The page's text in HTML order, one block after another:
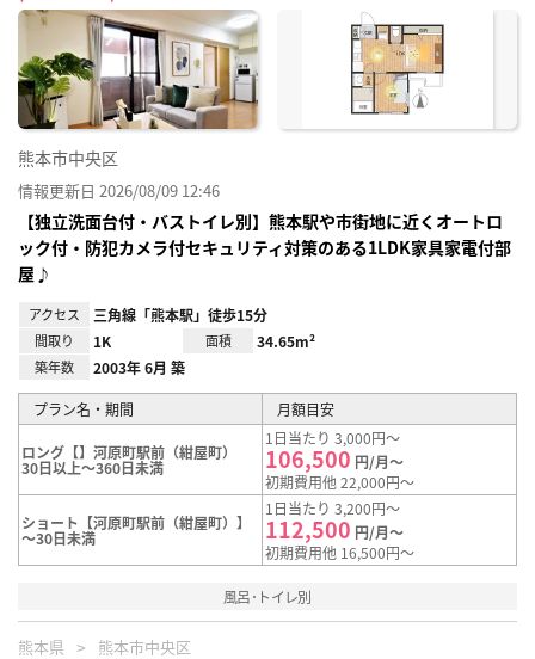
に入
熊本市中央区
情報更新日 2026/08/09 12:46
【独立洗面台付・バストイレ別】熊本駅や市街地に近くオートロ
ック付・防犯カメラ付セキュリティ対策のある1LDK家具家電付部
屋♪
アクセス 三角線「熊本駅」徒歩15分
間取り 1K 面積 34.65m²
築年数 2003年 6月 築
プラン名・期間 月額目安
ロング【】河原町駅前（紺屋町）
30日以上～360日未満
1日当たり 3,000円～
106,500 円/月～
初期費用他 22,000円～
ショート【河原町駅前（紺屋町）】
～30日未満
1日当たり 3,200円～
112,500 円/月～
初期費用他 16,500円～
風呂･トイレ別
熊本県 熊本市中央区